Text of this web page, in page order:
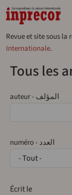
Aller au contenu
Revue et site sous
Internationale.
Tous les
auteur - المؤلف
numéro - العدد
Écrit le